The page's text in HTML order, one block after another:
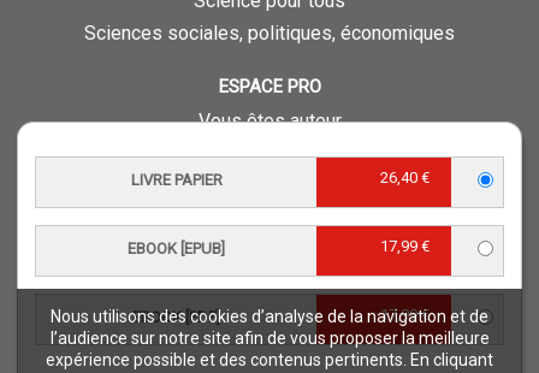
Nous utilisons des cookies d’analyse de la navigation et de
l’audience sur notre site afin de vous proposer la meilleure
expérience possible et des contenus pertinents. En cliquant
LIVRE PAPIER 26,40 €
EBOOK [EPUB] 17,99 €
EBOOK [PDF] 17,99 €
Sciences sociales, politiques, économiques
ESPACE PRO
Vous êtes auteur
Vous êtes journaliste
Vous êtes libraire
Foreign rights
Procédure d'évaluation
NOTRE SITE
Quae © 2018